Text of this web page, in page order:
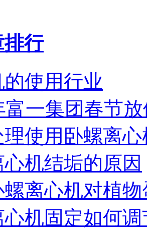
排行
使用行业
富一集团春节
使用卧螺离
机结垢的原因
离心机对植
心机固定如何调